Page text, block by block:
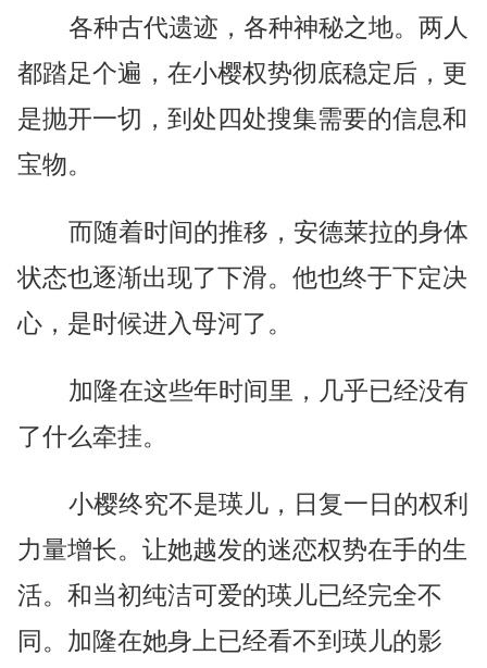
各种古代遗迹，各种神秘之地。两人
都踏足个遍，在小樱权势彻底稳定后，更
是抛开一切，到处四处搜集需要的信息和
宝物。
而随着时间的推移，安德莱拉的身体
状态也逐渐出现了下滑。他也终于下定决
心，是时候进入母河了。
加隆在这些年时间里，几乎已经没有
了什么牵挂。
小樱终究不是瑛儿，日复一日的权利
力量增长。让她越发的迷恋权势在手的生
活。和当初纯洁可爱的瑛儿已经完全不
同。加隆在她身上已经看不到瑛儿的影